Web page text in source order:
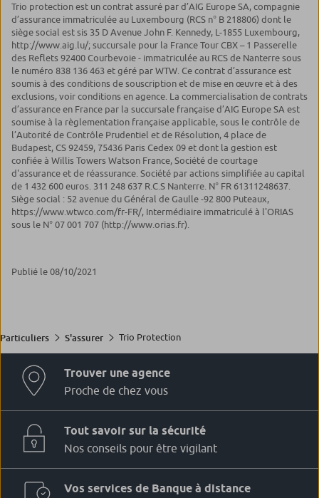
Trio protection est un contrat assuré par d’AIG Europe SA, compagnie
d’assurance immatriculée au Luxembourg (RCS n° B 218806) dont le
siège social est sis 35 D Avenue John F. Kennedy, L-1855 Luxembourg,
http://www.aig.lu/; succursale pour la France Tour CBX – 1 Passerelle
des Reflets 92400 Courbevoie - immatriculée au RCS de Nanterre sous
le numéro 838 136 463 et géré par WTW. Ce contrat d’assurance est
soumis à des conditions de souscription et de mise en œuvre et à des
exclusions, voir conditions en agence. La commercialisation de contrats
d’assurance en France par la succursale française d’AIG Europe SA est
soumise à la règlementation française applicable, sous le contrôle de
l’Autorité de Contrôle Prudentiel et de Résolution, 4 place de
Budapest, CS 92459, 75436 Paris Cedex 09 et dont la gestion est
confiée à Willis Towers Watson France, Société de courtage
d'assurance et de réassurance. Société par actions simplifiée au capital
de 1 432 600 euros. 311 248 637 R.C.S Nanterre. N° FR 61311248637.
Siège social : 52 avenue du Général de Gaulle -92 800 Puteaux,
https://www.wtwco.com/fr-FR/, Intermédiaire immatriculé à l'ORIAS
sous le N° 07 001 707 (http://www.orias.fr).
Publié le 08/10/2021
Particuliers S'assurer Trio Protection
Trouver une agence
Proche de chez vous
Tout savoir sur la sécurité
Nos conseils pour être vigilant
Vos services de Banque à distance